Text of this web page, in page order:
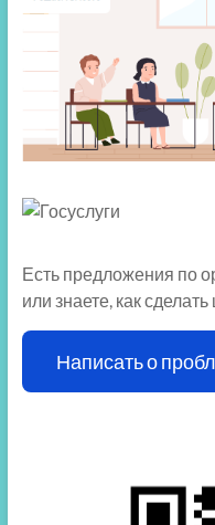
Есть предложения по
или знаете, как
Написать о